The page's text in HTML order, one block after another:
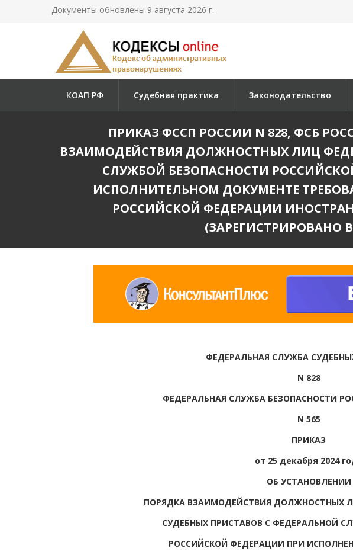
Документы обновлены 9 августа 2026 г.
КОАП РФ Судебная практика Законодательство
ПРИКАЗ ФССП РОССИИ N 828, ФСБ
ВЗАИМОДЕЙСТВИЯ ДОЛЖНОСТНЫХ ЛИЦ
СЛУЖБОЙ БЕЗОПАСНОСТИ
ИСПОЛНИТЕЛЬНОМ ДОКУМЕНТЕ
РОССИЙСКОЙ ФЕДЕРАЦИИ
(ЗАРЕГИСТРИРОВАНО В
ФЕДЕРАЛЬНАЯ СЛУЖБА
N 828
ФЕДЕРАЛЬНАЯ СЛУЖБА БЕЗОПАСНОСТИ
N 565
ПРИКАЗ
от 25 декабря 2024
ОБ УСТАНОВЛЕНИИ
ПОРЯДКА ВЗАИМОДЕЙСТВИЯ ДОЛЖНОСТНЫХ
СУДЕБНЫХ ПРИСТАВОВ С ФЕДЕРАЛЬНОЙ
РОССИЙСКОЙ ФЕДЕРАЦИИ ПРИ